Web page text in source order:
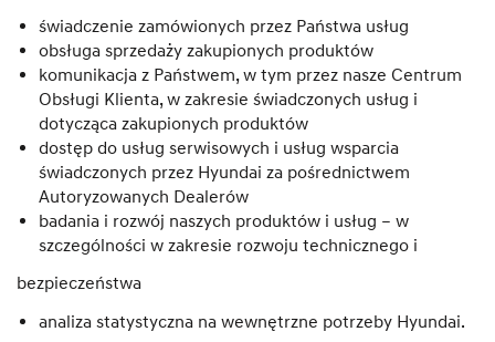
świadczenie zamówionych przez Państwa usług
obsługa sprzedaży zakupionych produktów
komunikacja z Państwem, w tym przez nasze Centrum
Obsługi Klienta, w zakresie świadczonych usług i
dotycząca zakupionych produktów
dostęp do usług serwisowych i usług wsparcia
świadczonych przez Hyundai za pośrednictwem
Autoryzowanych Dealerów
badania i rozwój naszych produktów i usług – w
szczególności w zakresie rozwoju technicznego i
bezpieczeństwa
analiza statystyczna na wewnętrzne potrzeby Hyundai.